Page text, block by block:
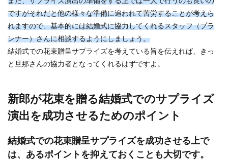
ですがそれだと他の様々な準備に追われて苦労することが考えら
れますので、基本的には結婚式に協力してくれるスタッフ（プラ
ンナー）さんに相談するようにしましょう。
結婚式での花束贈呈サプライズを考えている旨を伝えれば、きっ
と旦那さんの協力者となってくれるはずですよ。
新郎が花束を贈る結婚式でのサプライズ
演出を成功させるためのポイント
結婚式での花束贈呈サプライズを成功させる上で
は、あるポイントを抑えておくことも大切です。